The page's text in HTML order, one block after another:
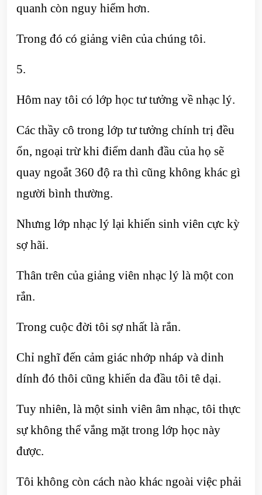
quanh còn nguy hiểm hơn.
Trong đó có giảng viên của chúng tôi.
5.
Hôm nay tôi có lớp học tư tưởng về nhạc lý.
Các thầy cô trong lớp tư tưởng chính trị đều
ổn, ngoại trừ khi điểm danh đầu của họ sẽ
quay ngoắt 360 độ ra thì cũng không khác gì
người bình thường.
Nhưng lớp nhạc lý lại khiến sinh viên cực kỳ
sợ hãi.
Thân trên của giảng viên nhạc lý là một con
rắn.
Trong cuộc đời tôi sợ nhất là rắn.
Chỉ nghĩ đến cảm giác nhớp nháp và dinh
dính đó thôi cũng khiến da đầu tôi tê dại.
Tuy nhiên, là một sinh viên âm nhạc, tôi thực
sự không thể vắng mặt trong lớp học này
được.
Tôi không còn cách nào khác ngoài việc phải